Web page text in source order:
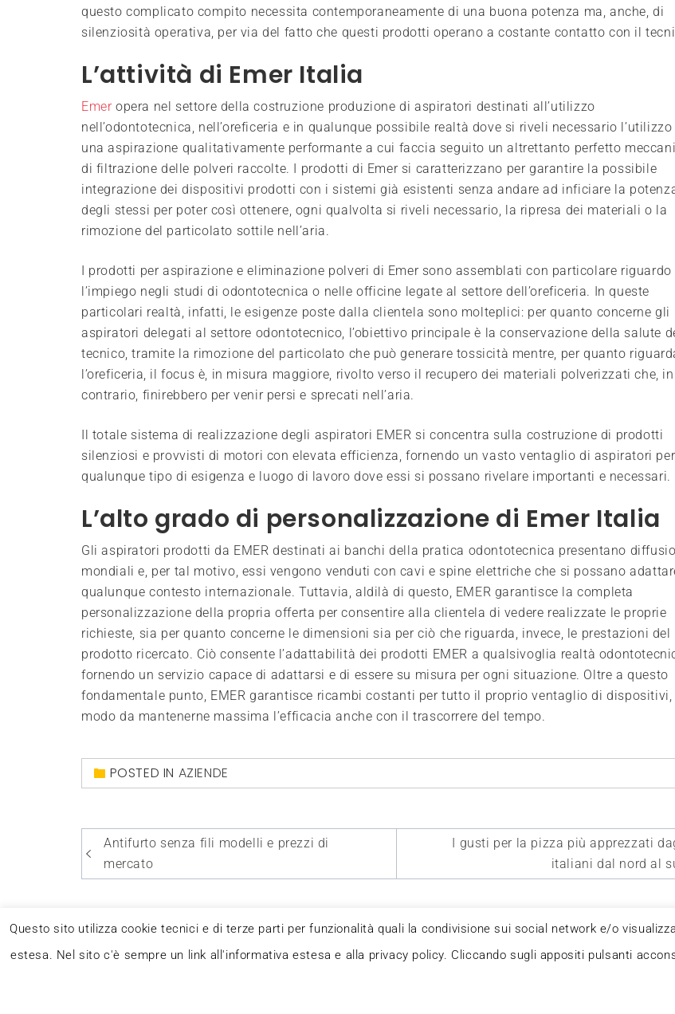
questo complicato compito necessita contemporaneamente di una buona potenza ma, anche, di
silenziosità operativa, per via del fatto che questi prodotti operano a costante contatto con il
L’attività di Emer Italia
Emeropera nel settore della costruzione produzione di aspiratori destinati all’utilizzo
nell’odontotecnica, nell’oreficeria e in qualunque possibile realtà dove si riveli necessario l’utilizzo
una aspirazione qualitativamente performante a cui faccia seguito un altrettanto perfetto
di filtrazione delle polveri raccolte. I prodotti di Emer si caratterizzano per garantire la possibile
integrazione dei dispositivi prodotti con i sistemi già esistenti senza andare ad inficiare la
degli stessi per poter così ottenere, ogni qualvolta si riveli necessario, la ripresa dei materiali o la
rimozione del particolato sottile nell’aria.
I prodotti per aspirazione e eliminazione polveri di Emer sono assemblati con particolare riguardo
l’impiego negli studi di odontotecnica o nelle officine legate al settore dell’oreficeria. In queste
particolari realtà, infatti, le esigenze poste dalla clientela sono molteplici: per quanto concerne gli
aspiratori delegati al settore odontotecnico, l’obiettivo principale è la conservazione della salute
tecnico, tramite la rimozione del particolato che può generare tossicità mentre, per quanto
l’oreficeria, il focus è, in misura maggiore, rivolto verso il recupero dei materiali polverizzati che,
contrario, finirebbero per venir persi e sprecati nell’aria.
Il totale sistema di realizzazione degli aspiratori EMER si concentra sulla costruzione di prodotti
silenziosi e provvisti di motori con elevata efficienza, fornendo un vasto ventaglio di aspiratori per
qualunque tipo di esigenza e luogo di lavoro dove essi si possano rivelare importanti e necessari.
L’alto grado di personalizzazione di Emer Italia
Gli aspiratori prodotti da EMER destinati ai banchi della pratica odontotecnica presentano
mondiali e, per tal motivo, essi vengono venduti con cavi e spine elettriche che si possano
qualunque contesto internazionale. Tuttavia, aldilà di questo, EMER garantisce la completa
personalizzazione della propria offerta per consentire alla clientela di vedere realizzate le proprie
richieste, sia per quanto concerne le dimensioni sia per ciò che riguarda, invece, le prestazioni del
prodotto ricercato. Ciò consente l’adattabilità dei prodotti EMER a qualsivoglia realtà
fornendo un servizio capace di adattarsi e di essere su misura per ogni situazione. Oltre a questo
fondamentale punto, EMER garantisce ricambi costanti per tutto il proprio ventaglio di dispositivi,
modo da mantenerne massima l’efficacia anche con il trascorrere del tempo.
POSTED IN AZIENDE
Navigazione
articoli
Antifurto senza fili modelli e prezzi di
mercato
I gusti per la pizza più apprezzati
italiani dal nord al
Questo blog non rappresenta una testata giornalistica in quanto viene aggiornato senza alcuna
Questo sito utilizza cookie tecnici e di terze parti per funzionalità quali la condivisione sui social network e/o
estesa. Nel sito c'è sempre un link all'informativa estesa e alla privacy policy. Cliccando sugli appositi pulsanti